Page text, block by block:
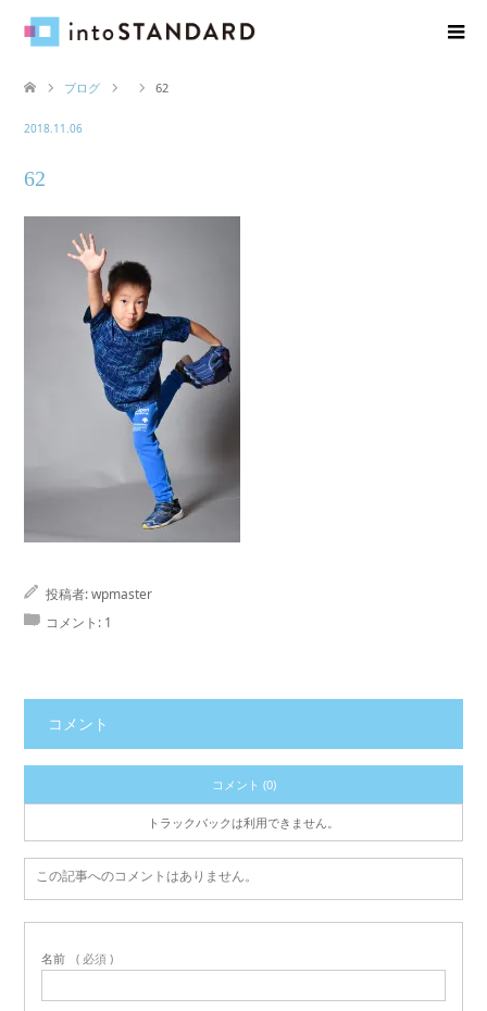
ブログ 62
2018.11.06
62
投稿者:wpmaster
コメント: 1
コメント
コメント (0)
トラックバックは利用できません。
この記事へのコメントはありません。
名前 ( 必須 )